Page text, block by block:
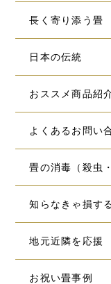
長く寄り添う畳
日本の伝統
おススメ商品紹
よくあるお問い
畳の消毒（殺虫
知らなきゃ損す
地元近隣を応援
お祝い畳事例